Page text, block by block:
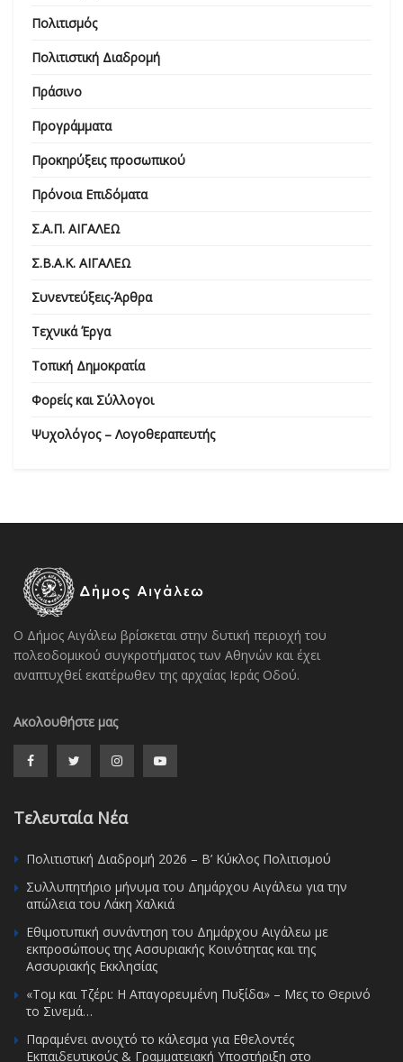
Πολιτισμός
Πολιτιστική Διαδρομή
Πράσινο
Προγράμματα
Προκηρύξεις προσωπικού
Πρόνοια Επιδόματα
Σ.Α.Π. ΑΙΓΑΛΕΩ
Σ.Β.Α.Κ. ΑΙΓΑΛΕΩ
Συνεντεύξεις-Άρθρα
Τεχνικά Έργα
Τοπική Δημοκρατία
Φορείς και Σύλλογοι
Ψυχολόγος – Λογοθεραπευτής
Ο Δήμος Αιγάλεω βρίσκεται στην δυτική περιοχή του
πολεοδομικού συγκροτήματος των Αθηνών και έχει
αναπτυχθεί εκατέρωθεν της αρχαίας Ιεράς Οδού.
Ακολουθήστε μας
Τελευταία Νέα
Πολιτιστική Διαδρομή 2026 – Β’ Κύκλος Πολιτισμού
Συλλυπητήριο μήνυμα του Δημάρχου Αιγάλεω για την
απώλεια του Λάκη Χαλκιά
Εθιμοτυπική συνάντηση του Δημάρχου Αιγάλεω με
εκπροσώπους της Ασσυριακής Κοινότητας και της
Ασσυριακής Εκκλησίας
«Τομ και Τζέρι: Η Απαγορευμένη Πυξίδα» – Μες το Θερινό
το Σινεμά…
Παραμένει ανοιχτό το κάλεσμα για Εθελοντές
Εκπαιδευτικούς & Γραμματειακή Υποστήριξη στο